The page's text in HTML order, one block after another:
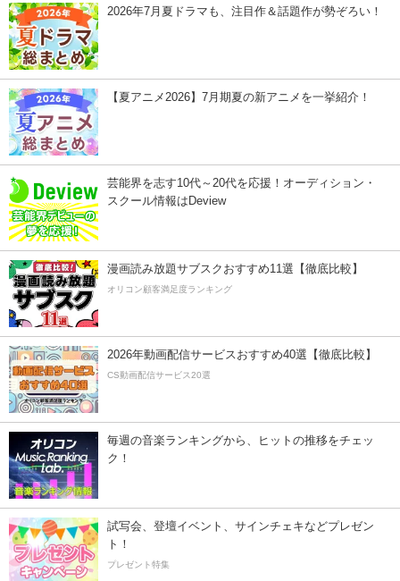
2026年7月夏ドラマも、注目作＆話題作が勢ぞろい！
【夏アニメ2026】7月期夏の新アニメを一挙紹介！
芸能界を志す10代～20代を応援！オーディション・
スクール情報はDeview
漫画読み放題サブスクおすすめ11選【徹底比較】
オリコン顧客満足度ランキング
2026年動画配信サービスおすすめ40選【徹底比較】
CS動画配信サービス20選
毎週の音楽ランキングから、ヒットの推移をチェッ
ク！
試写会、登壇イベント、サインチェキなどプレゼン
ト！
プレゼント特集